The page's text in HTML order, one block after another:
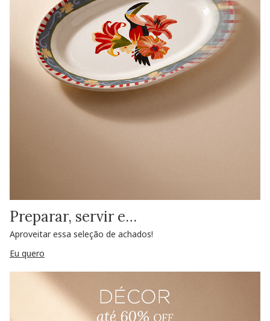
Preparar, servir e…
Aproveitar essa seleção de achados!
Eu quero